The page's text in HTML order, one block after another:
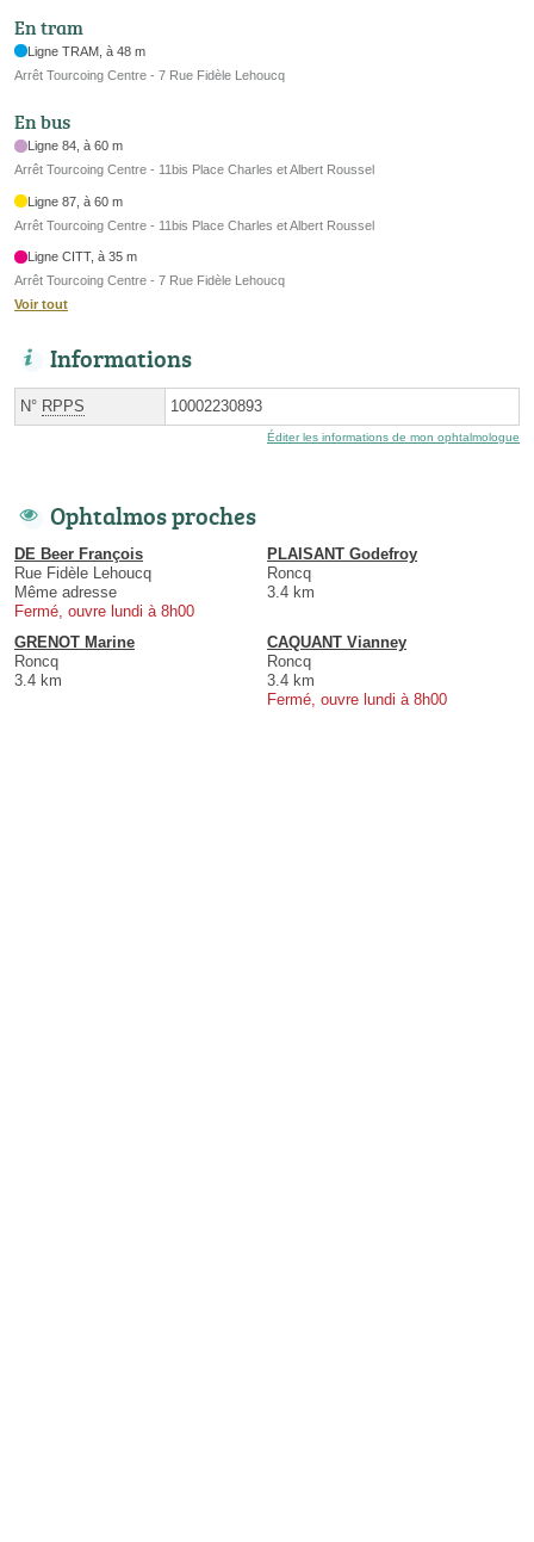
En tram
Ligne TRAM, à 48 m
Arrêt Tourcoing Centre - 7 Rue Fidèle Lehoucq
En bus
Ligne 84, à 60 m
Arrêt Tourcoing Centre - 11bis Place Charles et Albert Roussel
Ligne 87, à 60 m
Arrêt Tourcoing Centre - 11bis Place Charles et Albert Roussel
Ligne CITT, à 35 m
Arrêt Tourcoing Centre - 7 Rue Fidèle Lehoucq
Voir tout
Informations
N° RPPS 10002230893
Éditer les informations de mon ophtalmologue
Ophtalmos proches
DE Beer François
Rue Fidèle Lehoucq
Même adresse
Fermé, ouvre lundi à 8h00
PLAISANT Godefroy
Roncq
3.4 km
GRENOT Marine
Roncq
3.4 km
CAQUANT Vianney
Roncq
3.4 km
Fermé, ouvre lundi à 8h00